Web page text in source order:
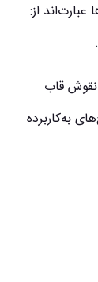
از:
نقوش قاب
به‌کاربرده